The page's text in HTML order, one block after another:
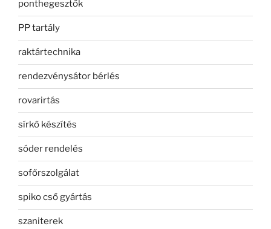
ponthegesztők
PP tartály
raktártechnika
rendezvénysátor bérlés
rovarirtás
sírkő készítés
sóder rendelés
sofőrszolgálat
spiko cső gyártás
szaniterek